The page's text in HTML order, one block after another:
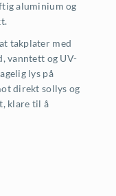
aluminium og
takplater med
vanntett og UV-
lys på
direkt sollys og
klare til å